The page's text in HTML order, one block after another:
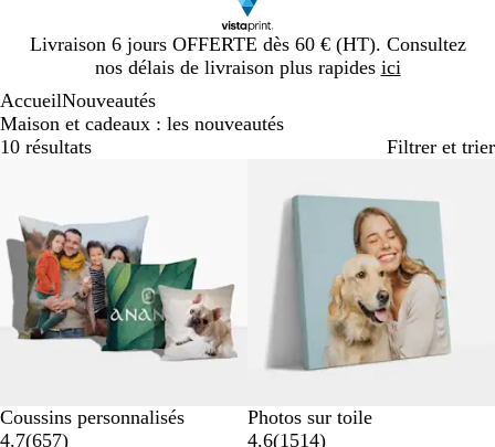
Livraison 6 jours OFFERTE dès 60 € (HT). Consultez
nos délais de livraison plus rapides ici
Diapositive
1
AccueilNouveautés
Maison et cadeaux : les nouveautés
10 résultats
Filtrer et trier
Coussins personnalisés
4.7(657a
)
Photos sur toile
4.6(1514a
)